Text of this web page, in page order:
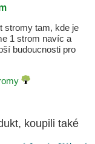
stromy tam, kde je
1 strom navíc a
budoucnosti pro
koupili také